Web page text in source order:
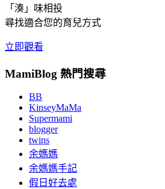
「湊」味相投
尋找適合您的育兒方式
立即觀看
MamiBlog 熱門搜尋
BB
KinseyMaMa
Supermami
blogger
twins
余媽媽
余媽媽手記
假日好去處